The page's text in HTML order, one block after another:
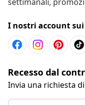
I nostri account
Recesso dal
Invia una richiesta